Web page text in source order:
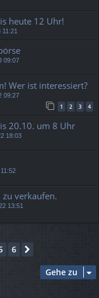
heute 12 Uhr!
09:07
Wer ist interessiert?
09:27
1 2 3 4
20.10. um 8 Uhr
18:03
verkaufen.
13:51
6
Gehe zu